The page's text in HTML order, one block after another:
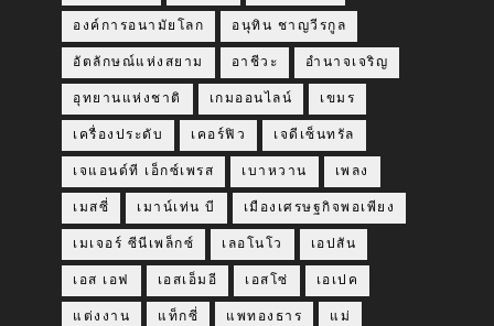
องค์การอนามัยโลก อนุทิน ชาญวีรกูล
อัตลักษณ์แห่งสยาม อาชีวะ อำนาจเจริญ
อุทยานแห่งชาติ เกมออนไลน์ เขมร
เครื่องประดับ เคอร์ฟิว เจดีเซ็นทรัล
เจแอนด์ที เอ็กซ์เพรส เบาหวาน เพลง
เมสซี่ เมาน์เท่น บี เมืองเศรษฐกิจพอเพียง
เมเจอร์ ซีนีเพล็กซ์ เลอโนโว เอปสัน
เอส เอฟ เอสเอ็มอี เอสโซ่ เอเปค
แต่งงาน แท็กซี่ แพทองธาร แม่